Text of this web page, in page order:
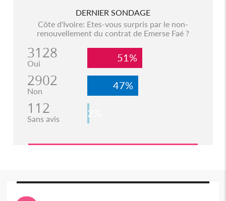
DERNIER SONDAGE
Côte d'Ivoire: Etes-vous surpris par le non-
renouvellement du contrat de Emerse Faé ?
3128
Oui 51%
2902
Non 47%
112
Sans avis 2%